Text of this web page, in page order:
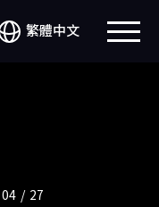
繁體中文
/ 27